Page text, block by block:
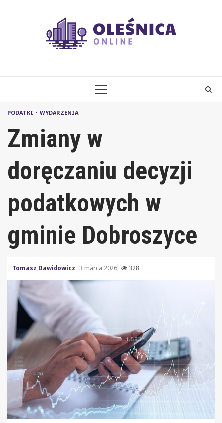
PRIMARY
PODATKI WYDARZENIA
Zmiany w
doręczaniu decyzji
podatkowych w
gminie Dobroszyce
Tomasz Dawidowicz 3 marca 2026 328